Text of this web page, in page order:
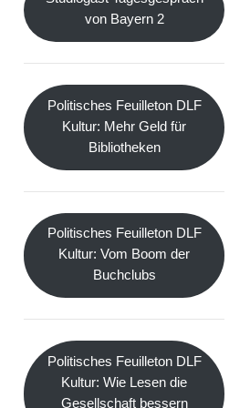
von Bayern 2
Politisches Feuilleton DLF
Kultur: Mehr Geld für
Bibliotheken
Politisches Feuilleton DLF
Kultur: Vom Boom der
Buchclubs
Politisches Feuilleton DLF
Kultur: Wie Lesen die
Gesellschaft bessern